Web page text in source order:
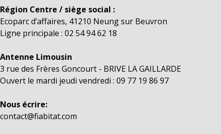
Région Centre / siège social :
Ecoparc d’affaires, 41210 Neung sur Beuvron
Ligne principale : 02 54 94 62 18
Antenne Limousin
3 rue des Frères Goncourt - BRIVE LA GAILLARDE
Ouvert le mardi jeudi vendredi : 09 77 19 86 97
Nous écrire:
contact@fiabitat.com